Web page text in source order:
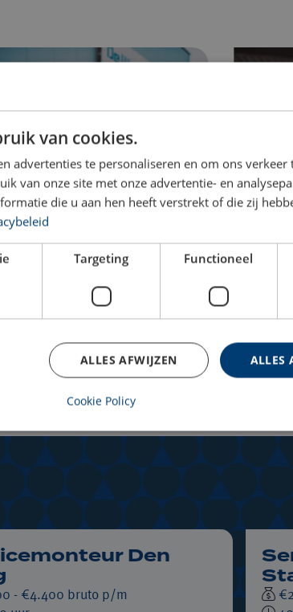
Den
- €4.400 bruto p/m
van cookies.
advertenties te personaliseren en om ons verkeer
van onze site met onze advertentie- en
die u aan hen heeft verstrekt of die zij
Targeting Functioneel
ALLES
ALLES AFWIJZEN
Cookie Policy